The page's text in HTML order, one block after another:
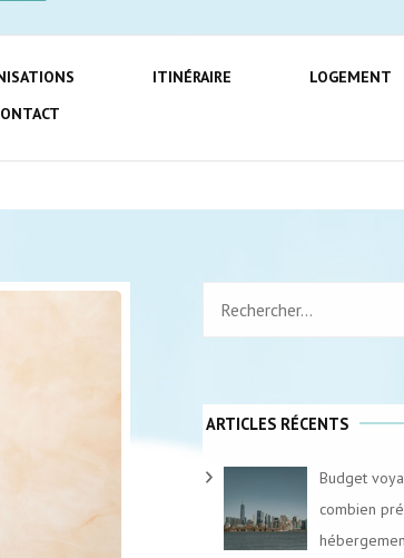
ITINÉRAIRE
LOGEMENT
Rechercher :
ARTICLES RÉCENTS
Budget
combien